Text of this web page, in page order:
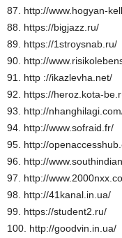
87. http://www.hogyan-
88. https://bigjazz.ru/
89. https://1stroysnab.ru/
90. http://
91. http ://ikazlevha.net/
92. https://heroz.kota-
93. http://
94. http://www.sofraid.fr/
95. http://
96. http://
97. http://
98. http://41kanal.in.ua/
99. https://student2.ru/
100. http://goodvin.in.ua/